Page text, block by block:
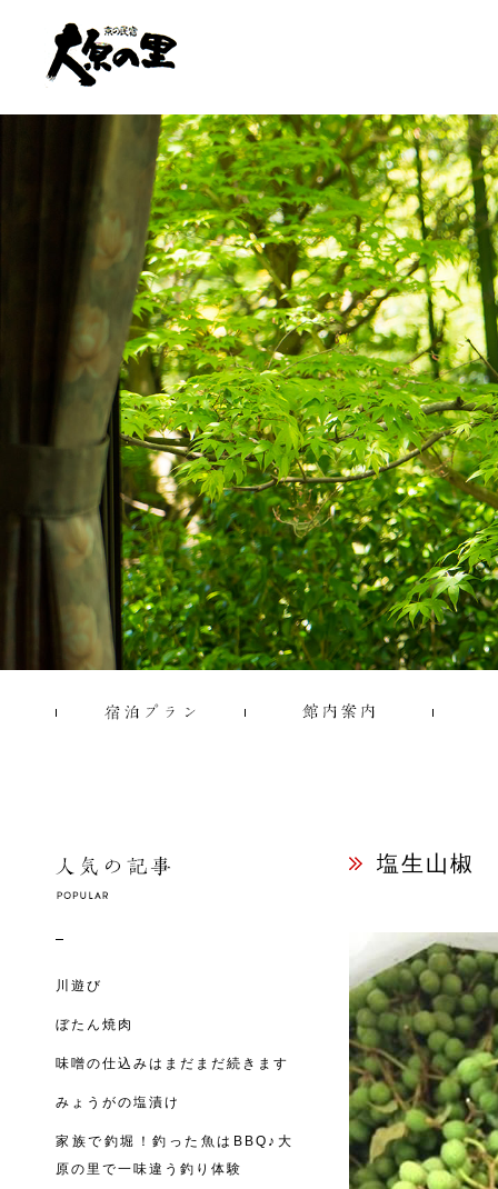
川遊び
ぼたん焼肉
味噌の仕込みはまだまだ続きます
みょうがの塩漬け
家族で釣堀！釣った魚はBBQ♪大
原の里で一味違う釣り体験
塩生山椒